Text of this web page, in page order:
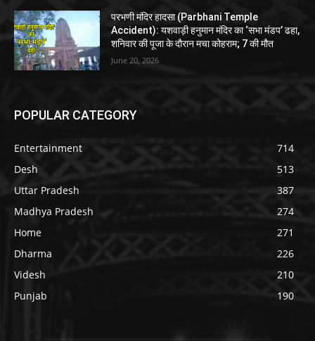
परभणी मंदिर हादसा (Parbhani Temple
Accident): यशवाड़ी हनुमान मंदिर का ‘सभा मंडप’ ढहा,
शनिवार की पूजा के दौरान मचा कोहराम; 7 की मौत
June 20, 2026
POPULAR CATEGORY
Entertainment
714
Desh
513
Uttar Pradesh
387
Madhya Pradesh
274
Home
271
Dharma
226
Videsh
210
Punjab
190